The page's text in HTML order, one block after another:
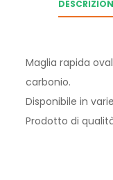
Maglia rapida
carbonio.
Disponibile in
Prodotto di